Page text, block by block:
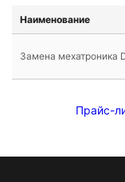
Наименование
Замена мехатроника
Прайс-